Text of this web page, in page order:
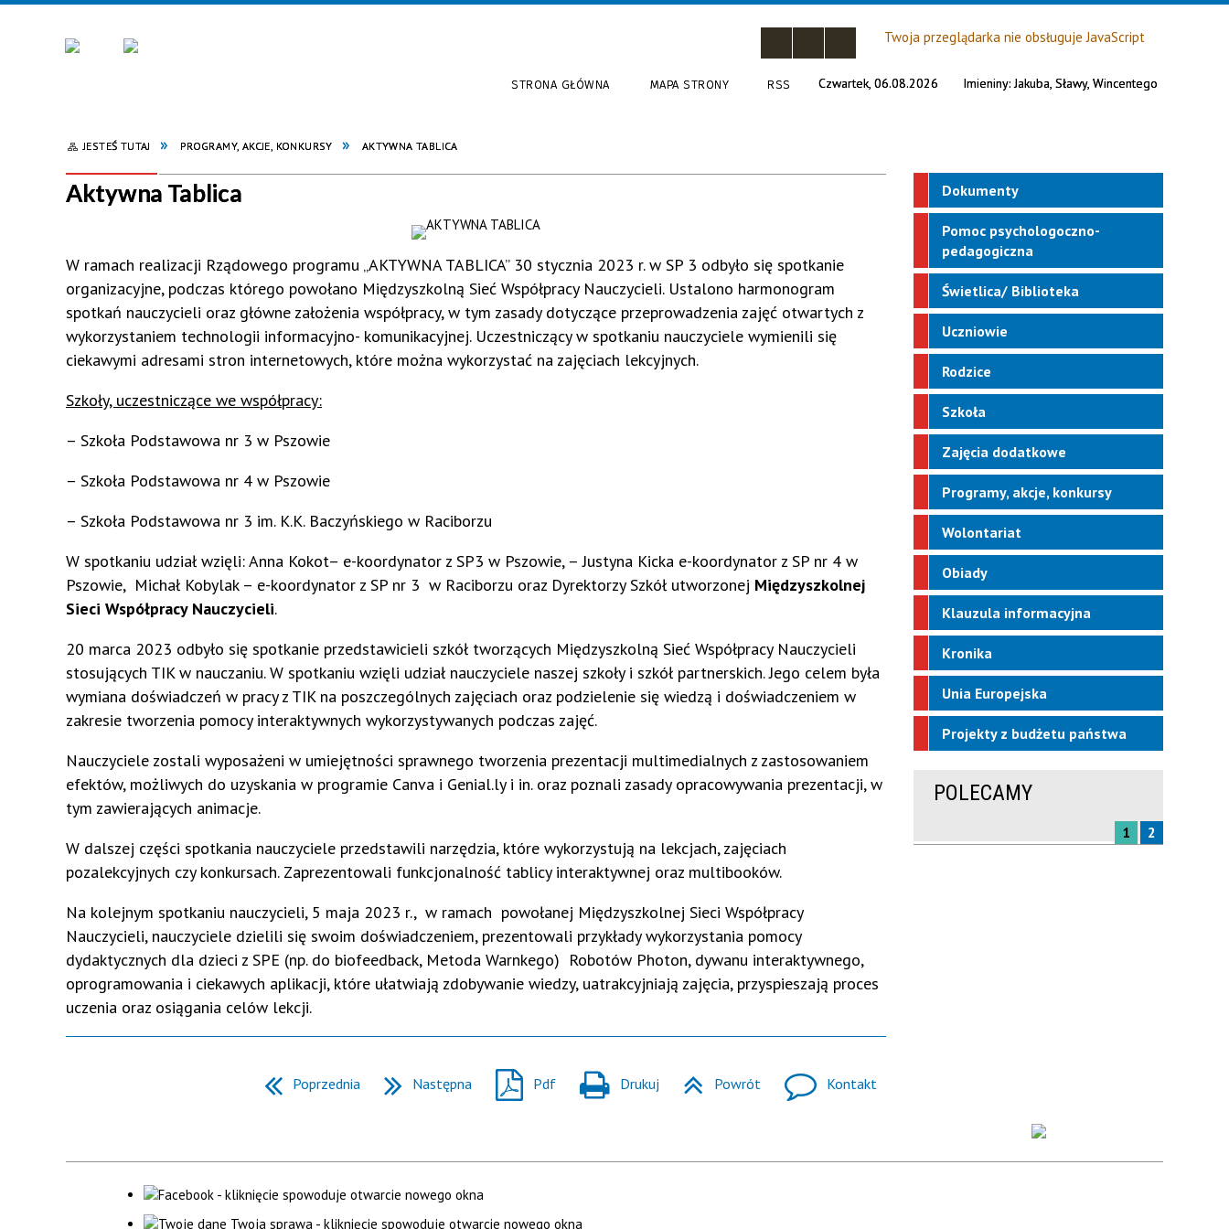
Twoja przeglądarka nie obsługuje JavaScript
STRONA GŁÓWNA MAPA STRONY RSS Czwartek, 06.08.2026 Imieniny: Jakuba, Sławy, Wincentego
JESTEŚ TUTAJ PROGRAMY, AKCJE, KONKURSY AKTYWNA TABLICA
Aktywna Tablica
W ramach realizacji Rządowego programu „AKTYWNA TABLICA” 30 stycznia 2023 r. w SP 3 odbyło się spotkanie
organizacyjne, podczas którego powołano Międzyszkolną Sieć Współpracy Nauczycieli. Ustalono harmonogram
spotkań nauczycieli oraz główne założenia współpracy, w tym zasady dotyczące przeprowadzenia zajęć otwartych z
wykorzystaniem technologii informacyjno- komunikacyjnej. Uczestniczący w spotkaniu nauczyciele wymienili się
ciekawymi adresami stron internetowych, które można wykorzystać na zajęciach lekcyjnych.
Szkoły, uczestniczące we współpracy:
– Szkoła Podstawowa nr 3 w Pszowie
– Szkoła Podstawowa nr 4 w Pszowie
– Szkoła Podstawowa nr 3 im. K.K. Baczyńskiego w Raciborzu
W spotkaniu udział wzięli: Anna Kokot– e-koordynator z SP3 w Pszowie, – Justyna Kicka e-koordynator z SP nr 4 w
Pszowie, Michał Kobylak – e-koordynator z SP nr 3 w Raciborzu oraz Dyrektorzy Szkół utworzonej Międzyszkolnej
Sieci Współpracy Nauczycieli.
20 marca 2023 odbyło się spotkanie przedstawicieli szkół tworzących Międzyszkolną Sieć Współpracy Nauczycieli
stosujących TIK w nauczaniu. W spotkaniu wzięli udział nauczyciele naszej szkoły i szkół partnerskich. Jego celem była
wymiana doświadczeń w pracy z TIK na poszczególnych zajęciach oraz podzielenie się wiedzą i doświadczeniem w
zakresie tworzenia pomocy interaktywnych wykorzystywanych podczas zajęć.
Nauczyciele zostali wyposażeni w umiejętności sprawnego tworzenia prezentacji multimedialnych z zastosowaniem
efektów, możliwych do uzyskania w programie Canva i Genial.ly i in. oraz poznali zasady opracowywania prezentacji, w
tym zawierających animacje.
W dalszej części spotkania nauczyciele przedstawili narzędzia, które wykorzystują na lekcjach, zajęciach
pozalekcyjnych czy konkursach. Zaprezentowali funkcjonalność tablicy interaktywnej oraz multibooków.
Na kolejnym spotkaniu nauczycieli, 5 maja 2023 r., w ramach powołanej Międzyszkolnej Sieci Współpracy
Nauczycieli, nauczyciele dzielili się swoim doświadczeniem, prezentowali przykłady wykorzystania pomocy
dydaktycznych dla dzieci z SPE (np. do biofeedback, Metoda Warnkego) Robotów Photon, dywanu interaktywnego,
oprogramowania i ciekawych aplikacji, które ułatwiają zdobywanie wiedzy, uatrakcyjniają zajęcia, przyspieszają proces
uczenia oraz osiągania celów lekcji.
Poprzednia Następna Pdf Drukuj Powrót Kontakt
Dokumenty
Pomoc psychologoczno-
pedagogiczna
Świetlica/ Biblioteka
Uczniowie
Rodzice
Szkoła
Zajęcia dodatkowe
Programy, akcje, konkursy
Wolontariat
Obiady
Klauzula informacyjna
Kronika
Unia Europejska
Projekty z budżetu państwa
POLECAMY
1 2